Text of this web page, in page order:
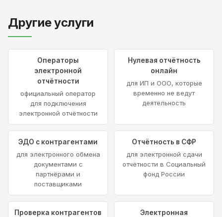
Другие услуги
Операторы
электронной
отчётности
официальный оператор
для подключения
электронной отчётности
Нулевая отчётность
онлайн
для ИП и ООО, которые
временно не ведут
деятельность
ЭДО с контрагентами
для электронного обмена
документами с
партнёрами и
поставщиками
Отчётность в СФР
для электронной сдачи
отчётности в Социальный
фонд России
Проверка контрагентов
Электронная